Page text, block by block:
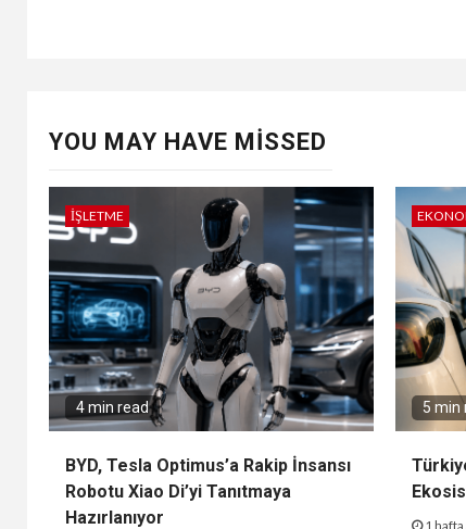
YOU MAY HAVE MISSED
İŞLETME
4 min read
BYD, Tesla Optimus’a Rakip İnsansı
Robotu Xiao Di’yi Tanıtmaya
Hazırlanıyor
5 min
1 hafta